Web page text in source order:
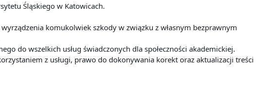
Śląskiego w Katowicach.
komukolwiek szkody w związku z własnym bezprawnym
do wszelkich usług świadczonych dla społeczności akademickiej.
z usługi, prawo do dokonywania korekt oraz aktualizacji treści